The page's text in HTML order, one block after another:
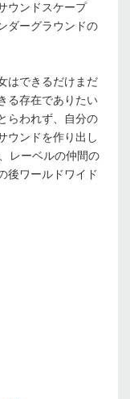
ウンドスケープ
ダーグラウンドの
はできるだけまだ
る存在でありたい
らわれず、自分の
ウンドを作り出し
レーベルの仲間の
後ワールドワイド